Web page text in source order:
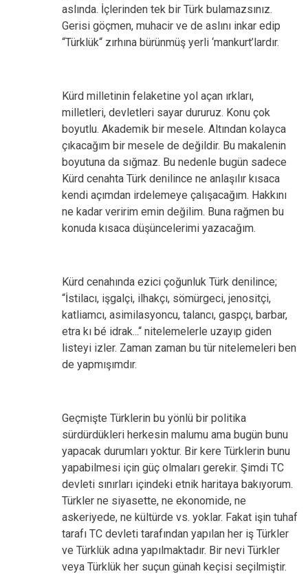
aslında. İçlerinden tek bir Türk bulamazsınız.
Gerisi göçmen, muhacir ve de aslını inkar edip
“Türklük“ zırhına bürünmüş yerli ‘mankurt’lardır.
Kürd milletinin felaketine yol açan ırkları,
milletleri, devletleri sayar dururuz. Konu çok
boyutlu. Akademik bir mesele. Altından kolayca
çıkacağım bir mesele de değildir. Bu makalenin
boyutuna da sığmaz. Bu nedenle bugün sadece
Kürd cenahta Türk denilince ne anlaşılır kısaca
kendi açımdan irdelemeye çalışacağım. Hakkını
ne kadar veririm emin değilim. Buna rağmen bu
konuda kısaca düşüncelerimi yazacağım.
Kürd cenahında ezici çoğunluk Türk denilince;
“İstilacı, işgalçi, ilhakçı, sömürgeci, jenositçi,
katliamcı, asimilasyoncu, talancı, gaspçı, barbar,
etra kı bé idrak...“ nitelemelerle uzayıp giden
listeyi izler. Zaman zaman bu tür nitelemeleri ben
de yapmışımdır.
Geçmişte Türklerin bu yönlü bir politika
sürdürdükleri herkesin malumu ama bugün bunu
yapacak durumları yoktur. Bir kere Türklerin bunu
yapabilmesi için güç olmaları gerekir. Şimdi TC
devleti sınırları içindeki etnik haritaya bakıyorum.
Türkler ne siyasette, ne ekonomide, ne
askeriyede, ne kültürde vs. yoklar. Fakat işin tuhaf
tarafı TC devleti tarafından yapılan her iş Türkler
ve Türklük adına yapılmaktadır. Bir nevi Türkler
veya Türklük her suçun günah keçisi seçilmiştir.